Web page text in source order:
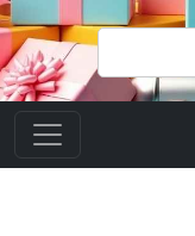
Suchen
nach: